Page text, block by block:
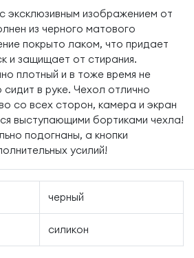
эксклюзивным изображением от
из черного матового
покрыто лаком, что придает
и защищает от стирания.
плотный и в тоже время не
сидит в руке. Чехол отлично
со всех сторон, камера и экран
выступающими бортиками чехла!
подогнаны, а кнопки
усилий!
черный
силикон